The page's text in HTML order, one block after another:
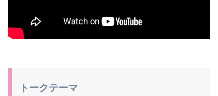
トークテーマ